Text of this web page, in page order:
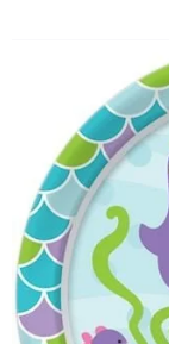
Оптовый
Корзина
Избранное
Доставка